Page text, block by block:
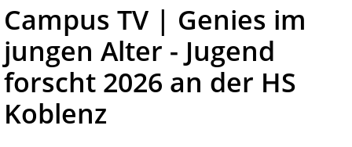
Campus TV | Genies im
jungen Alter - Jugend
forscht 2026 an der HS
Koblenz